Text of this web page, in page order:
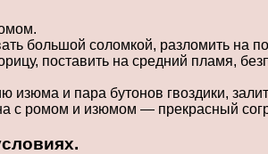
большой соломкой, разломить на
поставить на средний пламя,
и пара бутонов гвоздики,
с ромом и изюмом — прекрасный